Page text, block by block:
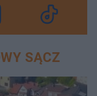
SĄCZ